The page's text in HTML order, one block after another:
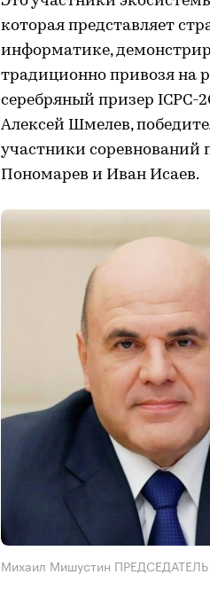
которая представляет
информатике,
традиционно привозя на
серебряный призер ICPC-
Алексей Шмелев,
участники
Пономарев и Иван Исаев.
Михаил Мишустин